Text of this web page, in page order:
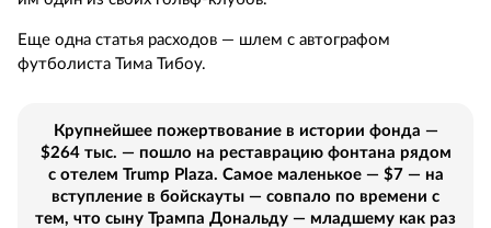
Еще одна статья расходов — шлем с автографом
футболиста Тима Тибоу.
Крупнейшее пожертвование в истории фонда —
$264 тыс. — пошло на реставрацию фонтана рядом
с отелем Trump Plaza. Самое маленькое — $7 — на
вступление в бойскауты — совпало по времени с
тем, что сыну Трампа Дональду — младшему как раз